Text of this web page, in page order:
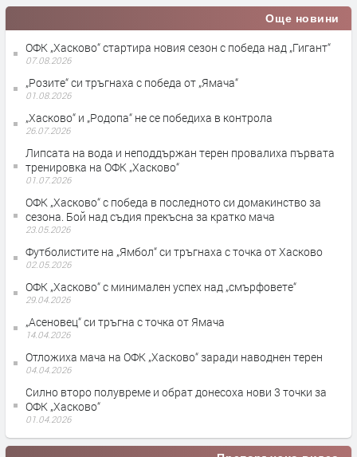
Още новини
ОФК „Хасково“ стартира новия сезон с победа над „Гигант“
07.08.2026
„Розите“ си тръгнаха с победа от „Ямача“
01.08.2026
„Хасково“ и „Родопа“ не се победиха в контрола
26.07.2026
Липсата на вода и неподдържан терен провалиха първата
тренировка на ОФК „Хасково“
01.07.2026
ОФК „Хасково“ с победа в последното си домакинство за
сезона. Бой над съдия прекъсна за кратко мача
23.05.2026
Футболистите на „Ямбол“ си тръгнаха с точка от Хасково
02.05.2026
ОФК „Хасково“ с минимален успех над „смърфовете“
29.04.2026
„Асеновец“ си тръгна с точка от Ямача
14.04.2026
Отложиха мача на ОФК „Хасково“ заради наводнен терен
04.04.2026
Силно второ полувреме и обрат донесоха нови 3 точки за
ОФК „Хасково“
01.04.2026